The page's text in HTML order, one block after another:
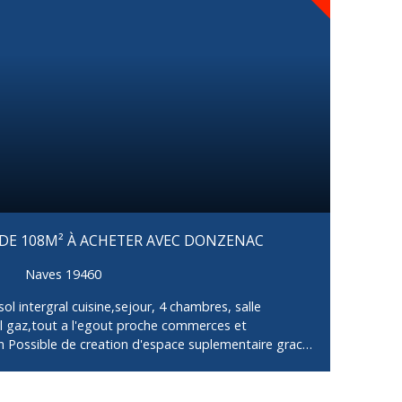
108M² À ACHETER AVEC DONZENAC
Naves 19460
intergral cuisine,sejour, 4 chambres, salle
gaz,tout a l'egout proche commerces et
Possible de creation d'espace suplementaire grace